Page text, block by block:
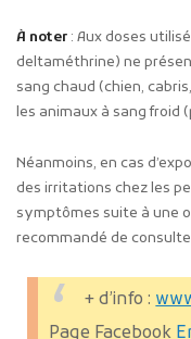
À noter : Aux doses
deltaméthrine) ne
sang chaud (chien,
les animaux à sang froid
Néanmoins, en cas
des irritations chez les
symptômes suite à une
recommandé de
+ d’info :
Page Facebook